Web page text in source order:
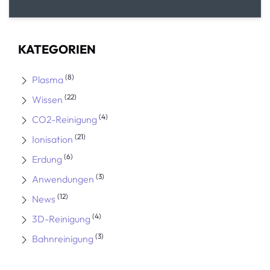
KATEGORIEN
Plasma (8)
Wissen (22)
CO2-Reinigung (4)
Ionisation (21)
Erdung (6)
Anwendungen (3)
News (12)
3D-Reinigung (4)
Bahnreinigung (3)